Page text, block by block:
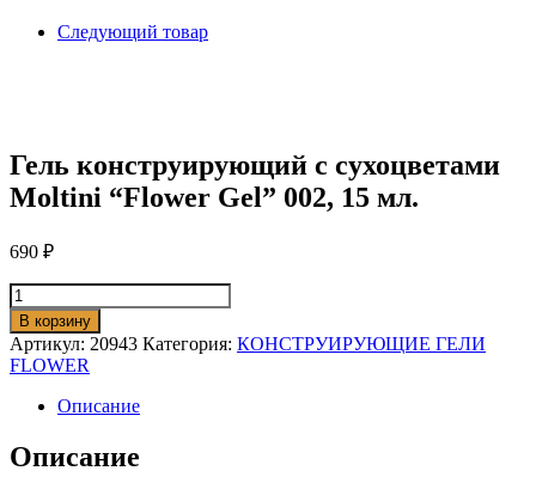
Следующий товар
Гель конструирующий с сухоцветами
Moltini “Flower Gel” 002, 15 мл.
690 ₽
Количество
товара
Гель
конструирующий
с
сухоцветами
Moltini
"Flower
Gel"
В корзину
Артикул: 20943 Категория: КОНСТРУИРУЮЩИЕ ГЕЛИ
FLOWER
Описание
Описание